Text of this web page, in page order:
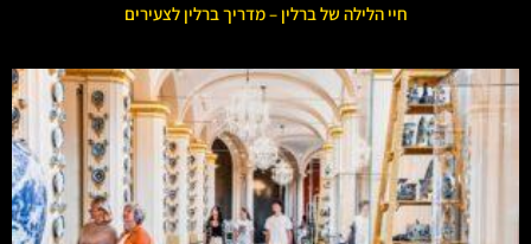
חיי הלילה של ברלין – מדריך ברלין לצעירים